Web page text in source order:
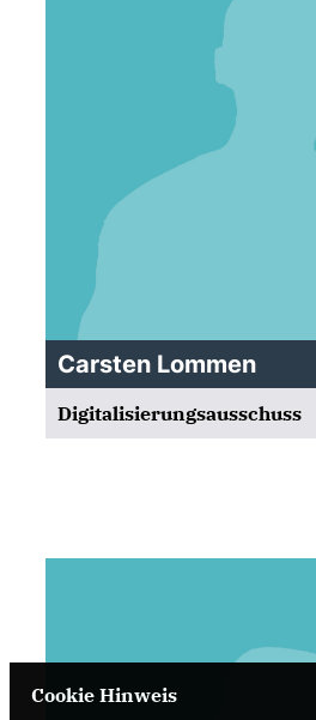
Carsten Lommen
Digitalisierungsausschuss
Cookie Hinweis